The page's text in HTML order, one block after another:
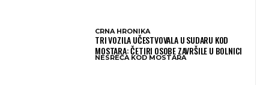
CRNA HRONIKA
TRI VOZILA UČESTVOVALA U SUDARU KOD
MOSTARA: ČETIRI OSOBE ZAVRŠILE U BOLNICI
NESREĆA KOD MOSTARA